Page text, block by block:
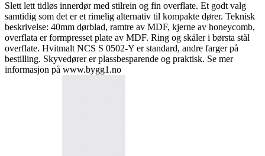
Slett lett tidløs innerdør med stilrein og fin overflate. Et godt valg
samtidig som det er et rimelig alternativ til kompakte dører. Teknisk
beskrivelse: 40mm dørblad, ramtre av MDF, kjerne av honeycomb,
overflata er formpresset plate av MDF. Ring og skåler i børsta stål
overflate. Hvitmalt NCS S 0502-Y er standard, andre farger på
bestilling. Skyvedører er plassbesparende og praktisk. Se mer
informasjon på www.bygg1.no